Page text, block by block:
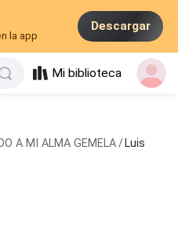
la app
Descargar
Mi biblioteca
A MI ALMA GEMELA / Luis